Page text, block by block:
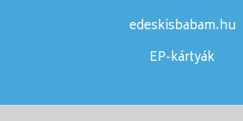
edeskisbabam.hu
EP-kártyák